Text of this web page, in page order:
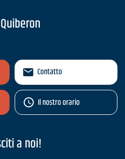
Contatto
Il nostro orario
a noi!